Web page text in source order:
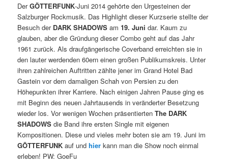
DerGÖTTERFUNK-Juni 2014 gehörte den Urgesteinen der
Salzburger Rockmusik. Das Highlight dieser Kurzserie stellte der
Besuch der DARK SHADOWS am19. Juni dar. Kaum zu
glauben, aber die Gründung dieser Combo geht auf das Jahr
1961 zurück. Als draufgängerische Coverband erreichten sie in
den lauter werdenden 60ern einen großen Publikumskreis. Unter
ihren zahlreichen Auftritten zählte jener im Grand Hotel Bad
Gastein vor dem damaligen Schah von Persien zu den
Höhepunkten ihrer Karriere. Nach einigen Jahren Pause ging es
mit Beginn des neuen Jahrtausends in veränderter Besetzung
wieder los. Vor wenigen Wochen präsentiertenThe DARK
SHADOWS die Band ihre ersten Single mit eigenen
Kompositionen. Diese und vieles mehr boten sie am 19. Juni im
GÖTTERFUNK auf undhier kann man die Show noch einmal
erleben! PW: GoeFu